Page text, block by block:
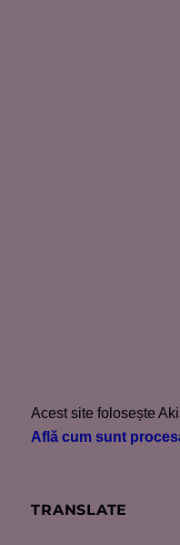
Acest site folosește
Află cum sunt
TRANSLATE